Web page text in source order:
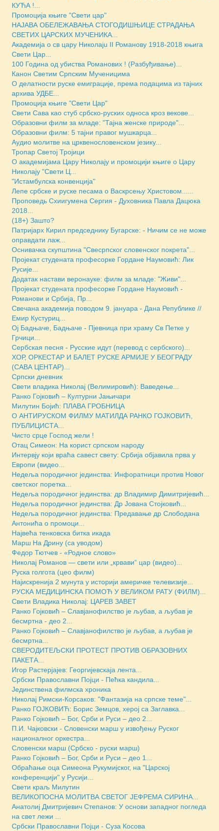
КУЋА !...
Промоција књиге "Свети цар"
НАЈАВА ОБЕЛЕЖАВАЊА СТОГОДИШЊИЦЕ СТРАДАЊА
СВЕТИХ ЦАРСКИХ МУЧЕНИКА...
Академија о св цару Николајu II Романову 1918-2018 књига
Свети Цар...
100 Година од убиства Романових ! (Разбуђивање)...
Канон Светим Српским Мученицима
O делатности руске емиграције, према подацима из тајних
архива УДБЕ...
Промоција књиге "Свети Цар"
Свети Сава као стуб србско-руских односа кроз векове...
Образовни филм за младе: "Тајна женске природе"...
Образовни филм: 5 тајни правог мушкарца...
Аудио молитве на црквенословенском језику...
Тропар Светој Тројици
О академијама Цару Николају и промоцији књиге о Цару
Николају "Свети Ц...
"Истамбулска конвенција"
Лепе србске и руске песама о Васкрсењу Христовом......
Проповедь Схиигумена Сергия - Духовника Павла Дацюка
2018...
(18+) Зашто?
Патријарх Кирил председнику Бугарске: - Ничим се не може
оправдати лаж...
Оснивачка скупштина "Свесрпског словенског покрета"...
Пројекат студената професорке Гордане Наумовић: Лик
Русије...
Додатак настави веронауке: филм за младе: "Живи"...
Пројекат студената професорке Гордане Наумовић -
Романови и Србија, Пр...
Свечана академија поводом 9. јануара - Дана Републике //
Емир Кустуриц...
Ој Бадњаче, Бадњаче - Пјевница при храму Св Петке у
Грчици...
Сербская песня - Русские идут (перевод с сербского)...
ХОР, ОРКЕСТАР И БАЛЕТ РУСКЕ АРМИЈЕ У БЕОГРАДУ
(САВА ЦЕНТАР)...
Српски дневник
Свети владика Николај (Велимировић): Ваведење...
Ранко Гојковић – Културни Јањичари
Милутин Бојић: ПЛАВА ГРОБНИЦА
О АНТИРУСКОМ ФИЛМУ МАТИЛДА РАНКО ГОЈКОВИЋ,
ПУБЛИЦИСТА...
Чисто срце Господ жели !
Отац Симеон: На корист српском народу
Интервју који враћа савест свету: Србија објавила прва у
Европи (видео...
Недеља породичног јединства: Инфоратници против Новог
светског поретка...
Недеља породичног јединства: др Владимир Димитријевић...
Недеља породичног јединства: Др Јована Стојковић...
Недеља породичног јединства: Предавање др Слободана
Антонића о промоци...
Највећа тенковска битка икада
Марш На Дрину (са уводом)
Федор Тютчев - «Родное слово»
Николај Романов — свети или „крвави“ цар (видео)...
Руска голгота (цео филм)
Најискренија 2 мунута у историји америчке телевизије...
РУСКА МЕДИЦИНСКА ПОМОЋ У ВЕЛИКОМ РАТУ (ФИЛМ)...
Свети Владика Николај: ЦАРЕВ ЗАВЕТ
Ранко Гојковић – Славјанофилство је љубав, а љубав је
бесмртна - део 2...
Ранко Гојковић – Славјанофилство је љубав, а љубав је
бесмртна...
СВЕРОДИТЕЉСКИ ПРОТЕСТ ПРОТИВ ОБРАЗОВНИХ
ПАКЕТА...
Игор Растерјајев: Георгијевскаја лента...
Србски Православни Појци - Пећка кандила...
Jединствена филмска хроника
Николај Римски-Корсаков: "Фантазија на српске теме"...
Ранко ГОЈКОВИЋ: Борис Земцов, херој са Заглавка...
Ранко Гојковић – Бог, Срби и Руси – део 2...
П.И. Чајковски - Словенски марш у извођењу Руског
националног оркестра...
Словенски марш (Србско - руски марш)
Ранко Гојковић – Бог, Срби и Руси – део 1...
Обраћање оца Симеона Рукумијског, на "Царској
конференцији" у Русији...
Свети краљ Милутин
ВЕЛИКОПОСНА МОЛИТВА СВЕТОГ ЈЕФРЕМА СИРИНА...
Анатолиј Дмитријевич Степанов: У основи западног погледа
на свет лежи ...
Србски Православни Појци - Суза Косова